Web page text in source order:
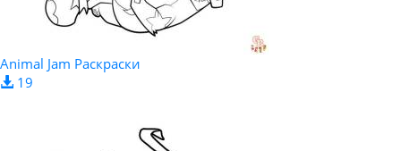
Animal Jam Раскраски
19